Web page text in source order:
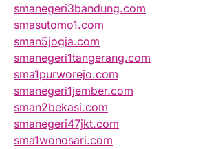
smanegeri3bandung.com
smasutomo1.com
sman5jogja.com
smanegeri1tangerang.com
sma1purworejo.com
smanegeri1jember.com
sman2bekasi.com
smanegeri47jkt.com
sma1wonosari.com